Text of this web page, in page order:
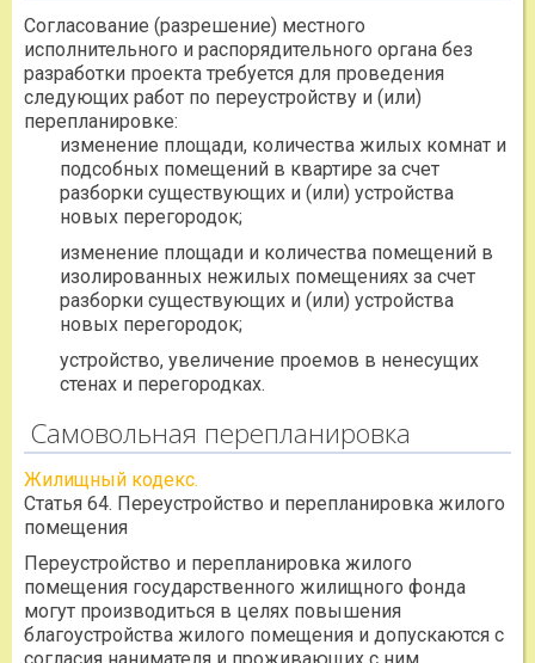
Согласование (разрешение) местного
исполнительного и распорядительного органа без
разработки проекта требуется для проведения
следующих работ по переустройству и (или)
перепланировке:
изменение площади, количества жилых комнат и
подсобных помещений в квартире за счет
разборки существующих и (или) устройства
новых перегородок;
изменение площади и количества помещений в
изолированных нежилых помещениях за счет
разборки существующих и (или) устройства
новых перегородок;
устройство, увеличение проемов в ненесущих
стенах и перегородках.
Самовольная перепланировка
Жилищный кодекс.
Статья 64. Переустройство и перепланировка жилого
помещения
Переустройство и перепланировка жилого
помещения государственного жилищного фонда
могут производиться в целях повышения
благоустройства жилого помещения и допускаются с